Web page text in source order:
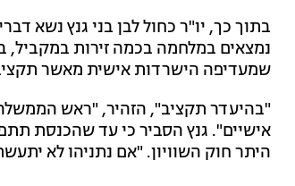
בתוך כך, יו"ר כחול לבן בני גנץ נשא
נמצאים במלחמה בכמה זירות במקביל,
שמעדיפה הישרדות אישית מאשר
"בהיעדר תקציב", הזהיר, "ראש הממשלה
אישיים". גנץ הסביר כי עד שהכנסת
היתר חוק השוויון. "אם נתניהו לא